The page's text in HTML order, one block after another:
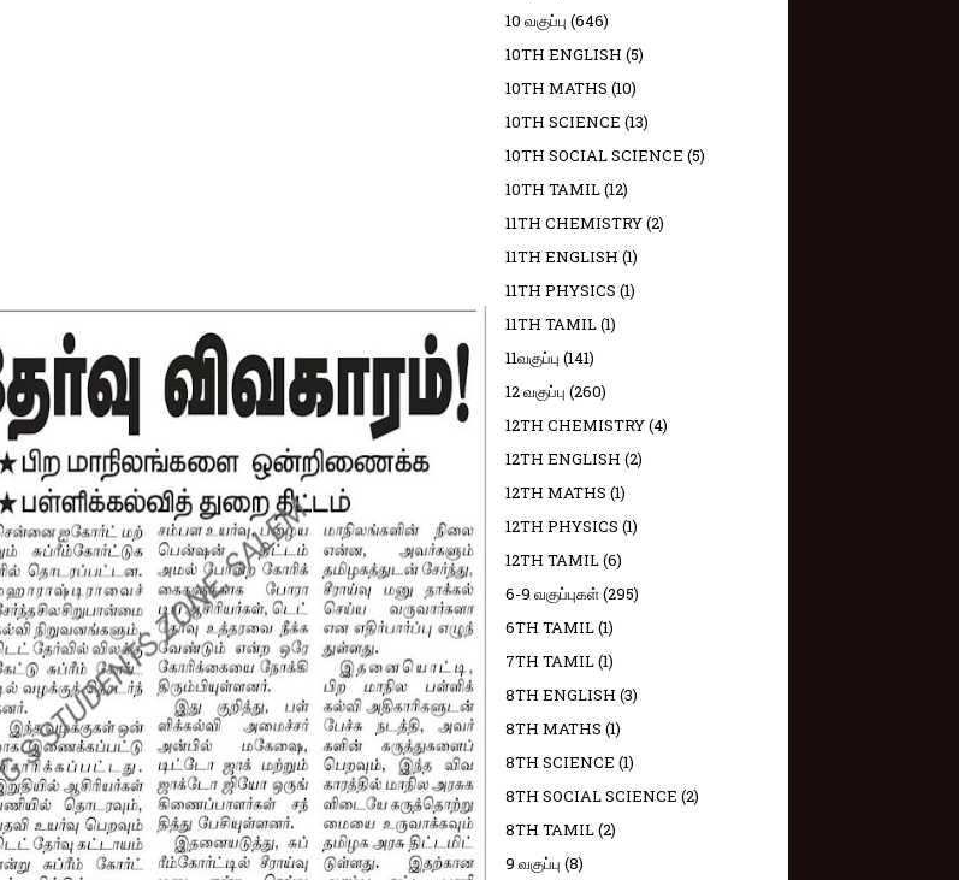
10 வகுப்பு (646)
10TH ENGLISH (5)
10TH MATHS (10)
10TH SCIENCE (13)
10TH SOCIAL SCIENCE (5)
10TH TAMIL(12)
11TH CHEMISTRY(2)
11TH ENGLISH (1)
11TH PHYSICS (1)
11TH TAMIL(1)
11வகுப்பு (141)
12 வகுப்பு (260)
12TH CHEMISTRY(4)
12TH ENGLISH (2)
12TH MATHS (1)
12TH PHYSICS (1)
12TH TAMIL(6)
6-9 வகுப்புகள்(295)
6TH TAMIL(1)
7TH TAMIL(1)
8TH ENGLISH (3)
8TH MATHS (1)
8TH SCIENCE (1)
8TH SOCIAL SCIENCE (2)
8TH TAMIL(2)
9 வகுப்பு (8)